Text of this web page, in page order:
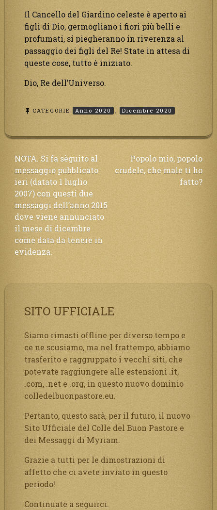
Il Cancello del Giardino celeste è aperto ai
figli di Dio, germogliano i fiori più belli e
profumati, si piegheranno in riverenza al
passaggio dei figli del Re! State in attesa di
queste cose, tutto è iniziato.
Dio, Re dell’Universo.
CATEGORIE Anno 2020 , Dicembre 2020
Navigazione
articoli
NOTA. Si fa sèguito al
messaggio pubblicato
ieri (datato 1 luglio
2007) con questi due
messaggi dell’anno 2015
dove viene annunciato
il mese di dicembre
come data da tenere in
evidenza.
Popolo mio, popolo
crudele, che male ti ho
fatto?
SITO UFFICIALE
Siamo rimasti offline per diverso tempo e
ce ne scusiamo, ma nel frattempo, abbiamo
trasferito e raggruppato i vecchi siti, che
potevate raggiungere alle estensioni .it,
.com, .net e .org, in questo nuovo dominio
colledelbuonpastore.eu.
Pertanto, questo sarà, per il futuro, il nuovo
Sito Ufficiale del Colle del Buon Pastore e
dei Messaggi di Myriam.
Grazie a tutti per le dimostrazioni di
affetto che ci avete inviato in questo
periodo!
Continuate a seguirci.